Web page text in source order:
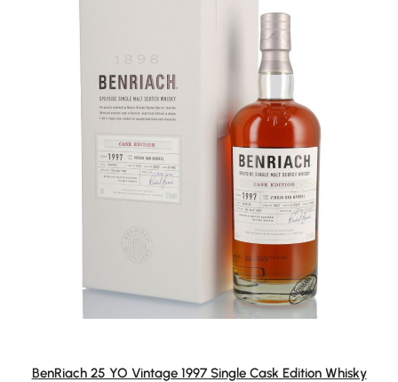
BenRiach 25 YO Vintage 1997 Single Cask Edition Whisky